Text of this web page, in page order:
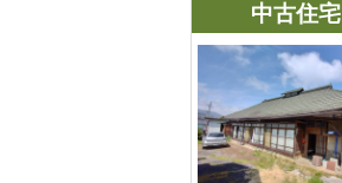
中古住宅